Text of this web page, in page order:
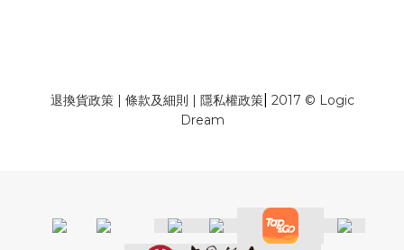
退換貨政策| 條款及細則 | 隱私權政策| 2017 © Logic
Dream